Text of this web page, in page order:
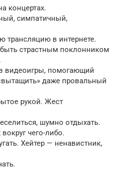
концертах.
симпатичный,
трансляцию в интернете.
страстным поклонником
видеоигры, помогающий
даже провальный
рукой. Жест
шумно отдыхать.
чего-либо.
Хейтер — ненавистник,